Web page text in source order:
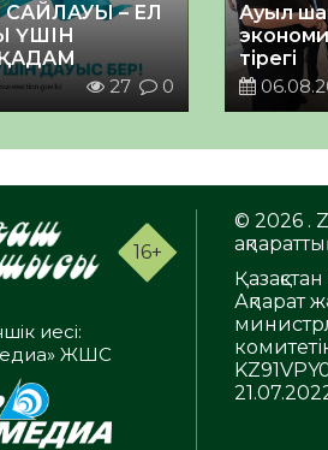
– ЕЛ
ҮШІН
27 0
Ауыл
тірегі
16+
иесі:
ЖШС
© 2026 .
Ақпарат